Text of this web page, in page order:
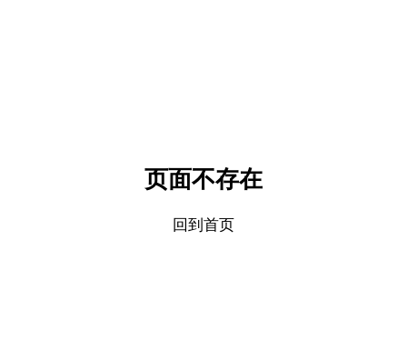
页面不存在
回到首页